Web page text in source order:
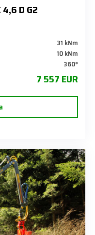
D G2
31 kNm
10 kNm
360°
7 557 EUR